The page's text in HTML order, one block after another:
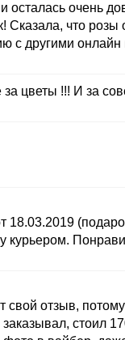
осталась очень
Сказала, что
с другими онлайн
цветы !!! И за
18.03.2019
курьером.
свой отзыв,
стоил